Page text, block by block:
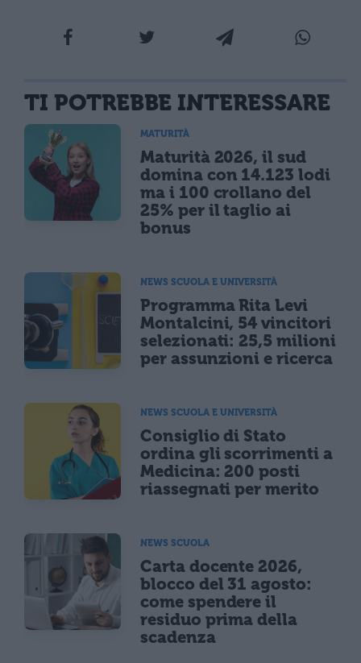
TI POTREBBE INTERESSARE
MATURITÀ
Maturità 2026, il sud
domina con 14.123 lodi
ma i 100 crollano del
25% per il taglio ai
bonus
NEWS SCUOLA E UNIVERSITÀ
Programma Rita Levi
Montalcini, 54 vincitori
selezionati: 25,5 milioni
per assunzioni e ricerca
NEWS SCUOLA E UNIVERSITÀ
Consiglio di Stato
ordina gli scorrimenti a
Medicina: 200 posti
riassegnati per merito
NEWS SCUOLA
Carta docente 2026,
blocco del 31 agosto:
come spendere il
residuo prima della
scadenza